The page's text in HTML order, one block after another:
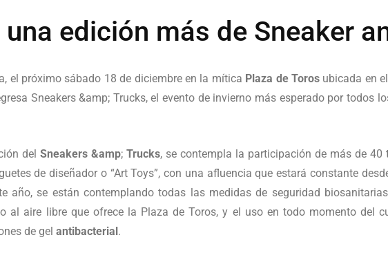
una edición más de Sneaker
el próximo sábado 18 de diciembre en la mítica Plaza de Toros ubicada en
Sneakers &amp; Trucks, el evento de invierno más esperado por todos
del Sneakers &amp; Trucks, se contempla la participación de más de 40
de diseñador o “Art Toys”, con una afluencia que estará constante
año, se están contemplando todas las medidas de seguridad
al aire libre que ofrece la Plaza de Toros, y el uso en todo momento del
de gel antibacterial.